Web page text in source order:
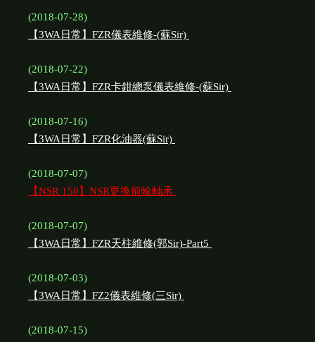
(2018-07-28)
【3WA日常】FZR儀表維修-(蘇Sir)
(2018-07-22)
【3WA日常】FZR卡鉗總泵儀表維修-(蘇Sir)
(2018-07-16)
【3WA日常】FZR化油器(蘇Sir)
(2018-07-07)
【NSR 150】NSR更換前輪軸承
(2018-07-07)
【3WA日常】FZR天柱維修(郭Sir)-Part5
(2018-07-03)
【3WA日常】FZ2儀表維修(三Sir)
(2018-07-15)